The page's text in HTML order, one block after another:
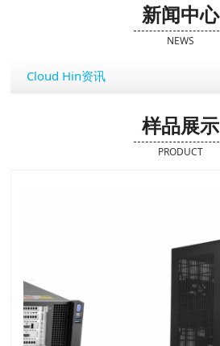
新闻中心
NEWS
Cloud Hin资讯
样品展示
PRODUCT